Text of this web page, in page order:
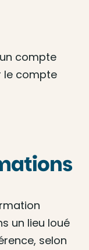
compte
le compte
un lieu loué
selon